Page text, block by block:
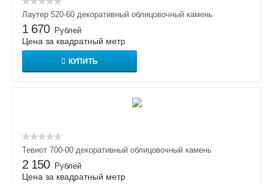
Лаутер 520-60 декоративный облицовочный камень
1 670 Рублей
Цена за квадратный метр
КУПИТЬ
Тевиот 700-00 декоративный облицовочный камень
2 150 Рублей
Цена за квадратный метр